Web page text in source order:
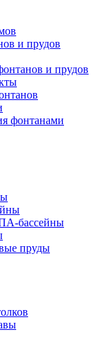
и прудов
и прудов
фонтанами
бассейны
пруды